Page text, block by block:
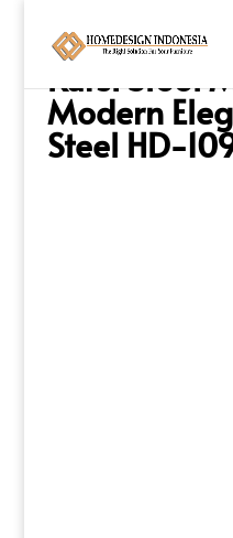
Minimalis Modern
Kursi Stool
Modern
Steel HD-